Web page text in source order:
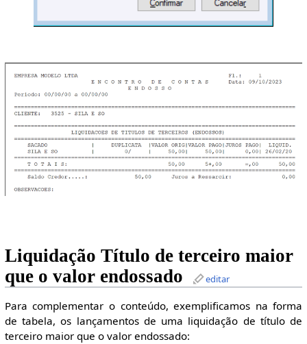
Liquidação Título de terceiro maior
que o valor endossado
editar
Para complementar o conteúdo, exemplificamos na forma
de tabela, os lançamentos de uma liquidação de título de
terceiro maior que o valor endossado: